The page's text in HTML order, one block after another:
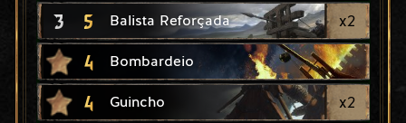
3 5 Balista Reforçada x2
4 Bombardeio
4 Guincho x2